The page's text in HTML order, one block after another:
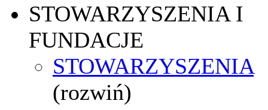
STOWARZYSZENIA I
FUNDACJE
STOWARZYSZENIA
(rozwiń)